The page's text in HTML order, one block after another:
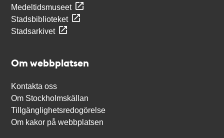
Medeltidsmuseet
Stadsbiblioteket
Stadsarkivet
Om webbplatsen
Kontakta oss
Om Stockholmskällan
Tillgänglighetsredogörelse
Om kakor på webbplatsen